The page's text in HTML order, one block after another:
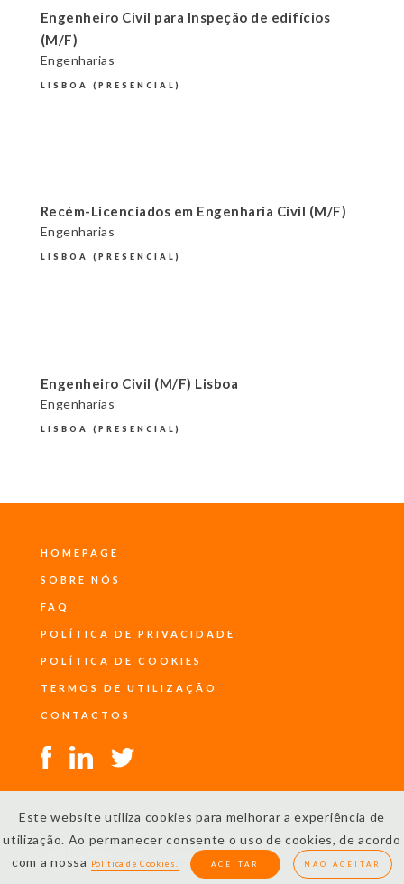
Este website utiliza cookies para melhorar a experiência de
utilização. Ao permanecer consente o uso de cookies, de acordo
com a nossa
Política de Cookies.
Engenheiro Civil para Inspeção de edifícios
(M/F)
Engenharias
LISBOA (PRESENCIAL)
Recém-Licenciados em Engenharia Civil (M/F)
Engenharias
LISBOA (PRESENCIAL)
Engenheiro Civil (M/F) Lisboa
Engenharias
LISBOA (PRESENCIAL)
HOMEPAGE
SOBRE NÓS
FAQ
POLÍTICA DE PRIVACIDADE
POLÍTICA DE COOKIES
TERMOS DE UTILIZAÇÃO
CONTACTOS
©2021 Go Work – Todos os Direitos Reservados